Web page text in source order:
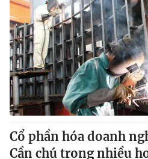
Cổ phần hóa doanh
Cần chú trọng nhiều